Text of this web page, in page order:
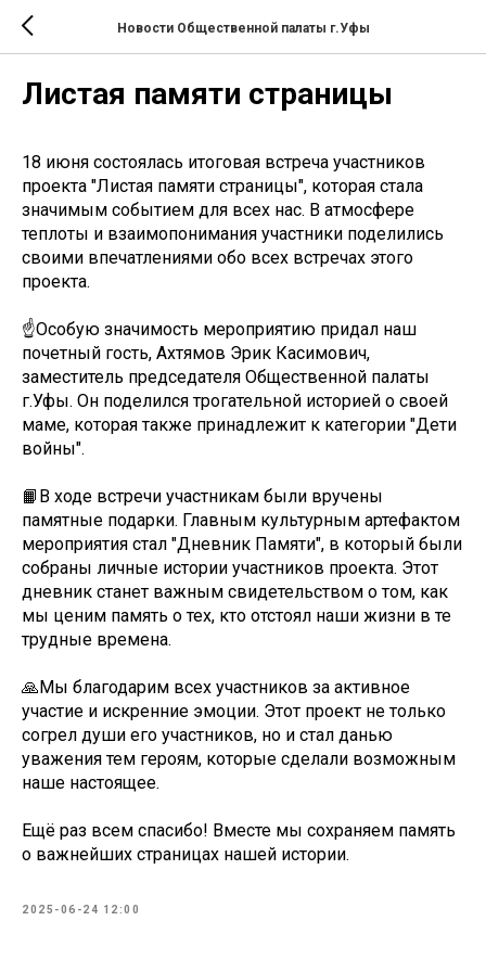
Новости Общественной палаты г.Уфы
Листая памяти страницы
18 июня состоялась итоговая встреча участников
проекта "Листая памяти страницы", которая стала
значимым событием для всех нас. В атмосфере
теплоты и взаимопонимания участники поделились
своими впечатлениями обо всех встречах этого
проекта.
☝Особую значимость мероприятию придал наш
почетный гость, Ахтямов Эрик Касимович,
заместитель председателя Общественной палаты
г.Уфы. Он поделился трогательной историей о своей
маме, которая также принадлежит к категории "Дети
войны".
📙В ходе встречи участникам были вручены
памятные подарки. Главным культурным артефактом
мероприятия стал "Дневник Памяти", в который были
собраны личные истории участников проекта. Этот
дневник станет важным свидетельством о том, как
мы ценим память о тех, кто отстоял наши жизни в те
трудные времена.
🙏Мы благодарим всех участников за активное
участие и искренние эмоции. Этот проект не только
согрел души его участников, но и стал данью
уважения тем героям, которые сделали возможным
наше настоящее.
Ещё раз всем спасибо! Вместе мы сохраняем память
о важнейших страницах нашей истории.
2025-06-24 12:00